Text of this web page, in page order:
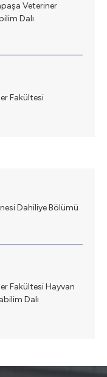
Veteriner
Dalı
Fakültesi
Dahiliye Bölümü
Fakültesi Hayvan
Dalı